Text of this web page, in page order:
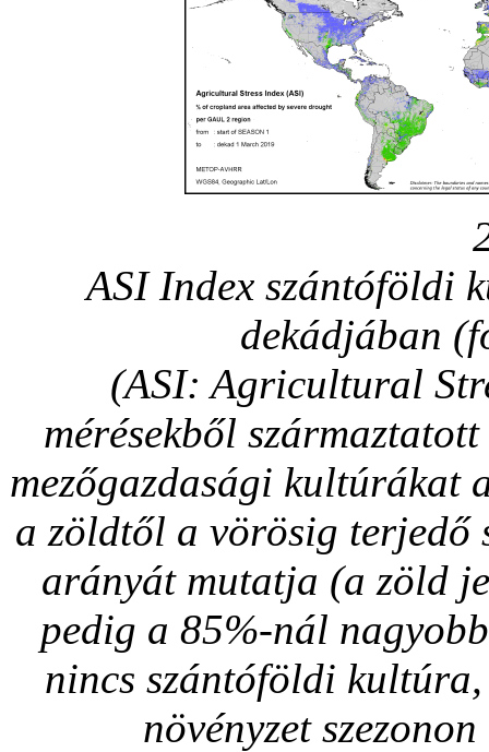
ASI Index szántóföldi
dekádjában
(ASI: Agricultural
mérésekből
mezőgazdasági kultúrákat
a zöldtől a vörösig terjedő
arányát mutatja (a zöld
pedig a 85%-nál
nincs szántóföldi
növényzet